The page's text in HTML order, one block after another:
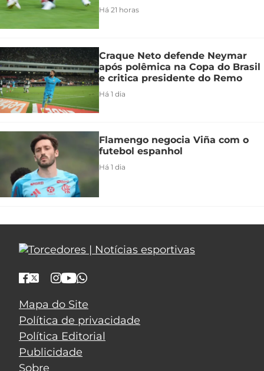
Há 21 horas
Craque Neto defende Neymar
após polêmica na Copa do Brasil
e critica presidente do Remo
Há 1 dia
Flamengo negocia Viña com o
futebol espanhol
Há 1 dia
Mapa do Site
Política de privacidade
Política Editorial
Publicidade
Sobre